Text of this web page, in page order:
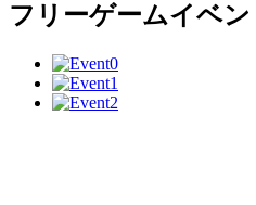
フリーゲームイベン